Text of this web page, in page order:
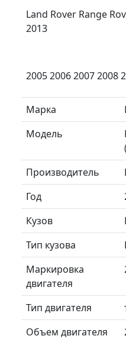
Land Rover Range
2013
2005 2006 2007 2008
Марка
Модель
Производитель
Год
Кузов
Тип кузова
Маркировка
двигателя
Тип двигателя
Объем двигателя